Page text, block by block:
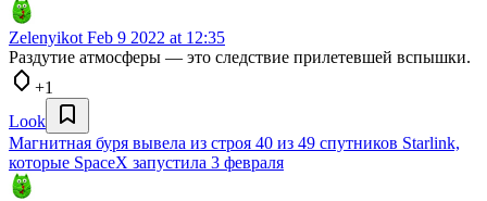
Zelenyikot Feb 9 2022 at 12:35
Раздутие атмосферы — это следствие прилетевшей вспышки.
+1
Look
Магнитная буря вывела из строя 40 из 49 спутников Starlink,
которые SpaceX запустила 3 февраля